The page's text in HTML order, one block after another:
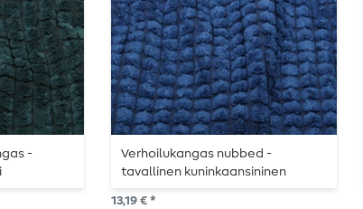
-
Verhoilukangas nubbed -
tavallinen kuninkaansininen
kangas
13,19 € *